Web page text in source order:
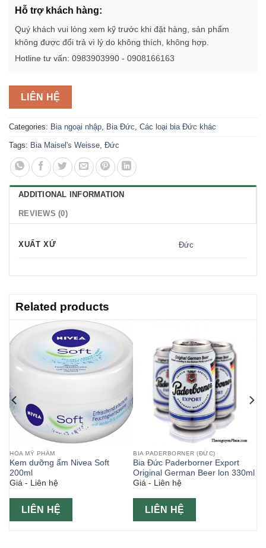
Hỗ trợ khách hàng:
Quý khách vui lòng xem kỹ trước khi đặt hàng, sản phẩm
không được đổi trả vì lý do không thích, không hợp.
Hotline tư vấn: 0983903990 - 0908166163
LIÊN HỆ
Categories: Bia ngoại nhập, Bia Đức, Các loại bia Đức khác
Tags: Bia Maisel's Weisse, Đức
ADDITIONAL INFORMATION
REVIEWS (0)
XUẤT XỨ Đức
Related products
HÓA MỸ PHẨM
Kem dưỡng ẩm Nivea Soft
200ml
Giá - Liên hệ
LIÊN HỆ
BIA PADERBORNER (ĐỨC)
Bia Đức Paderborner Export
Original German Beer lon 330ml
Giá - Liên hệ
LIÊN HỆ